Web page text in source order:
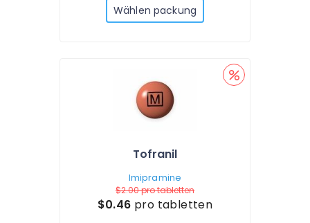
Wählen packung
Tofranil
Imipramine
$2.00pro tabletten
$0.46 pro tabletten